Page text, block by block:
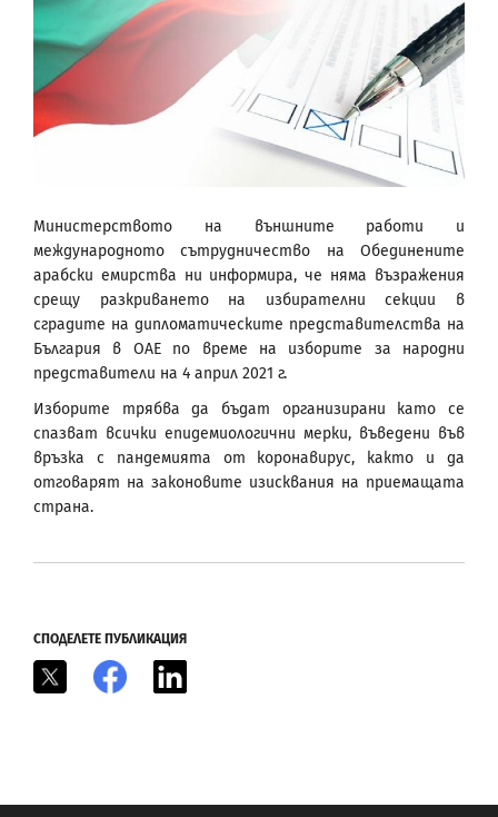
Министерството на външните работи и
международното сътрудничество на Обединените
арабски емирства ни информира, че няма възражения
срещу разкриването на избирателни секции в
сградите на дипломатическите представителства на
България в ОАЕ по време на изборите за народни
представители на 4 април 2021 г.
Изборите трябва да бъдат организирани като се
спазват всички епидемиологични мерки, въведени във
връзка с пандемията от коронавирус, както и да
отговарят на законовите изисквания на приемащата
страна.
СПОДЕЛЕТЕ ПУБЛИКАЦИЯ
Facebook